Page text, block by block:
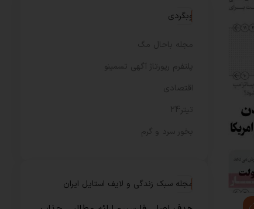
وبگردی
مجله باحال مگ
پلتفرم رپورتاژ آگهی تسمینو
اقتصادی
تیتر24
بخور سرد و گرم
مجله سبک زندگی و لایف استایل ایران